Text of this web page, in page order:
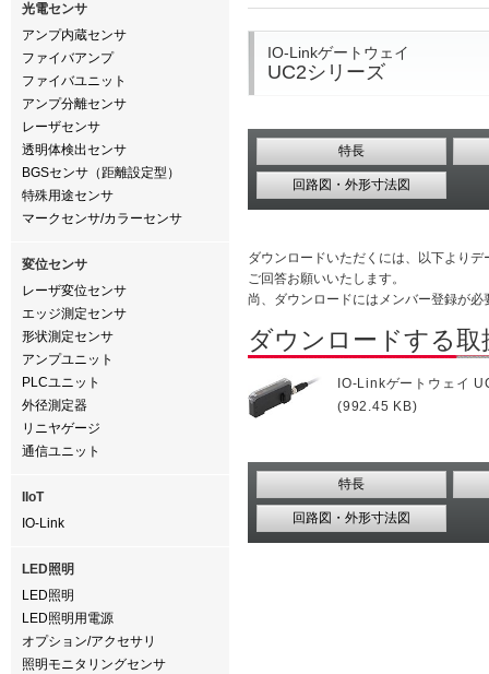
光電センサ
アンプ内蔵センサ
ファイバアンプ
ファイバユニット
アンプ分離センサ
レーザセンサ
透明体検出センサ
BGSセンサ（距離設定型）
特殊用途センサ
マークセンサ/カラーセンサ
変位センサ
レーザ変位センサ
エッジ測定センサ
形状測定センサ
アンプユニット
PLCユニット
外径測定器
リニヤゲージ
通信ユニット
IIoT
IO-Link
LED照明
LED照明
LED照明用電源
オプション/アクセサリ
照明モニタリングセンサ
IO-Linkゲートウェイ
UC2シリーズ
特長
回路図・外形寸法図
ダウンロードいただくには、以下より
ご回答お願いいたします。
尚、ダウンロードにはメンバー登録が必
ダウンロードする取
IO-Linkゲートウェイ
(992.45 KB)
特長
回路図・外形寸法図